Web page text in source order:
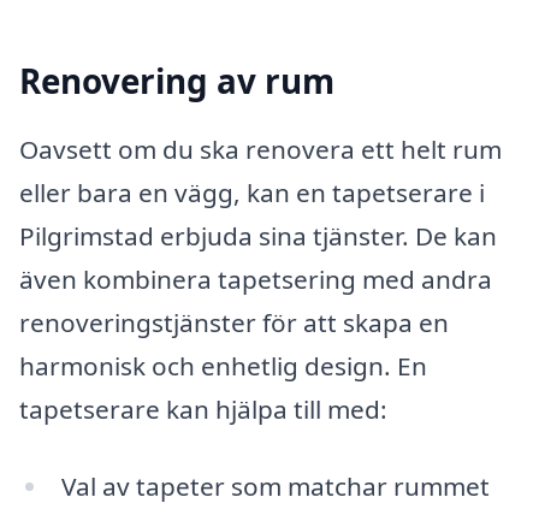
Renovering av rum
Oavsett om du ska renovera ett helt rum
eller bara en vägg, kan en tapetserare i
Pilgrimstad erbjuda sina tjänster. De kan
även kombinera tapetsering med andra
renoveringstjänster för att skapa en
harmonisk och enhetlig design. En
tapetserare kan hjälpa till med:
Val av tapeter som matchar rummet